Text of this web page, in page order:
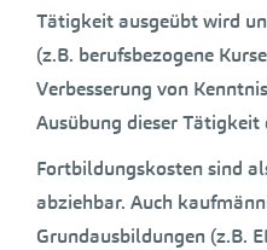
Tätigkeit ausgeübt wird
(z.B. berufsbezogene
Verbesserung von
Ausübung dieser Tätigkeit
Fortbildungskosten sind
abziehbar. Auch
Grundausbildungen (z.B.